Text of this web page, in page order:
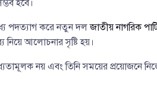
হবে।
পদত্যাগ করে নতুন দলজাতীয় নাগরিক
আলোচনার সৃষ্টি হয়।
নয় এবং তিনি সময়ের প্রয়োজনে